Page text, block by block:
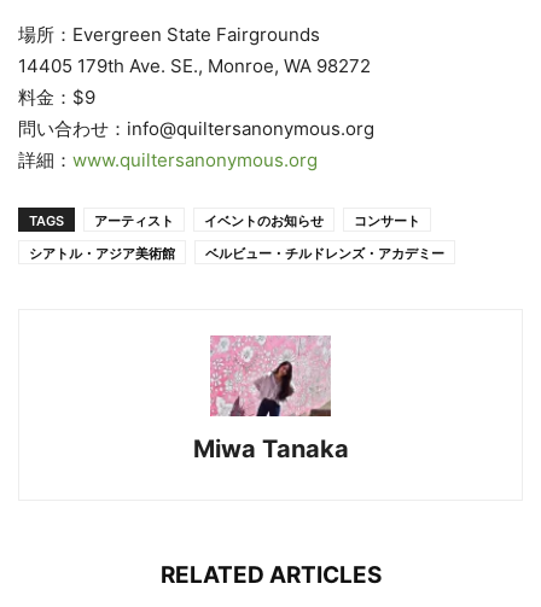
場所：Evergreen State Fairgrounds
14405 179th Ave. SE., Monroe, WA 98272
料金：$9
問い合わせ：info@quiltersanonymous.org
詳細： www.quiltersanonymous.org
TAGS アーティスト イベントのお知らせ
コンサート
シアトル・アジア美術館
ベルビュー・チルドレンズ・アカデミー
Miwa Tanaka
RELATED ARTICLES